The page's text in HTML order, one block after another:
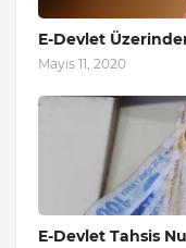
E-Devlet
Mayıs 11, 2020
E-Devlet Tahsis